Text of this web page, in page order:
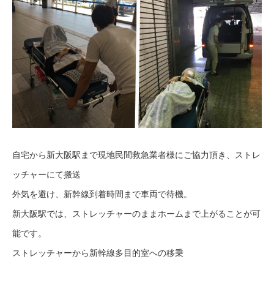
自宅から新大阪駅まで現地民間救急業者様にご協力頂き、ストレ
ッチャーにて搬送
外気を避け、新幹線到着時間まで車両で待機。
新大阪駅では、ストレッチャーのままホームまで上がることが可
能です。
ストレッチャーから新幹線多目的室への移乗